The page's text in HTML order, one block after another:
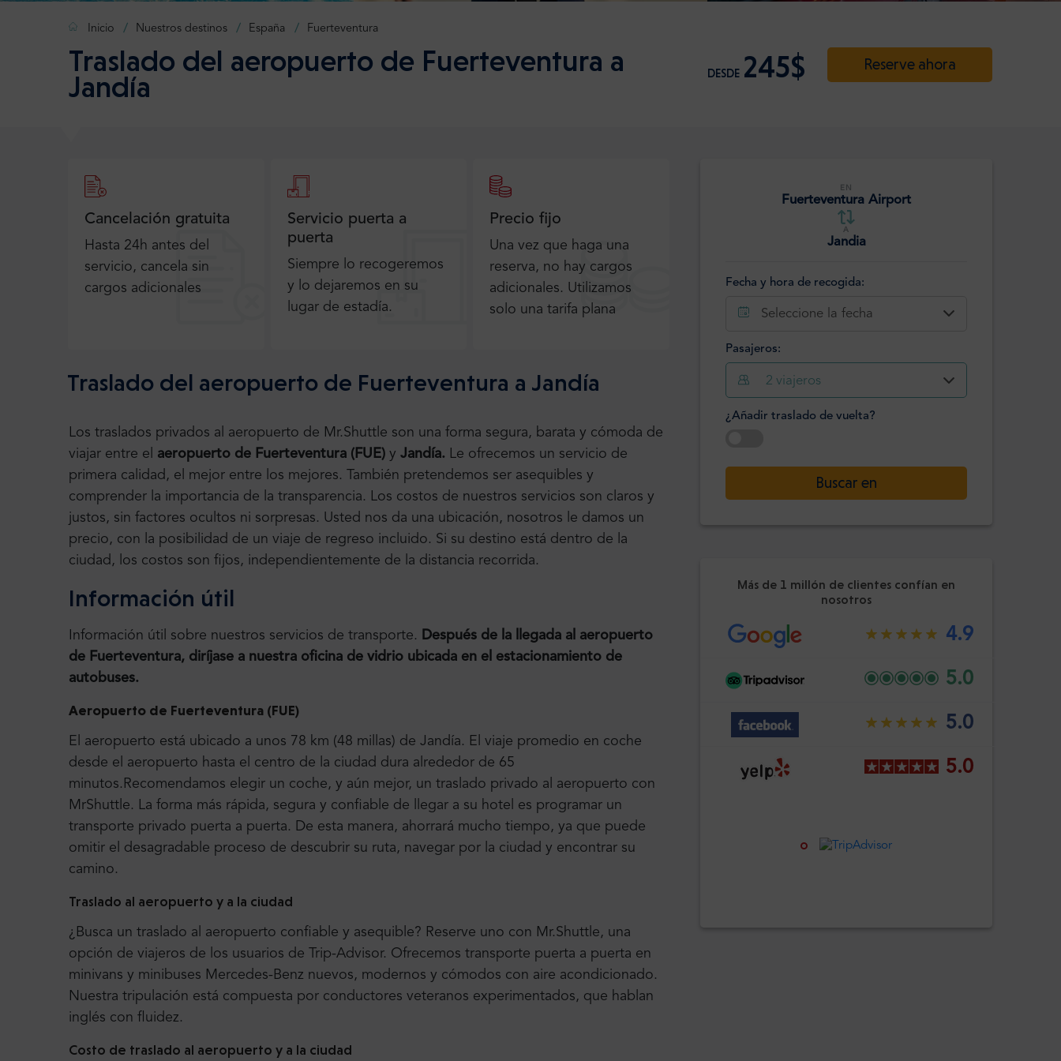
Inicio Nuestros destinos España Fuerteventura
Traslado del aeropuerto de Fuerteventura a
Jandía DESDE 245$ Reserve ahora
EN
Fuerteventura Airport
A
Jandia
Fecha y hora de recogida:
Seleccione la fecha
Hora
:
Minuto
Confirme
Pasajeros:
2 viajeros
¿Añadir traslado de vuelta?
Buscar en
Más de 1 millón de clientes confían en
nosotros
4.9
5.0
5.0
5.0
Cancelación gratuita
Hasta 24h antes del
servicio, cancela sin
cargos adicionales
Servicio puerta a
puerta
Siempre lo recogeremos
y lo dejaremos en su
lugar de estadía.
Precio fijo
Una vez que haga una
reserva, no hay cargos
adicionales. Utilizamos
solo una tarifa plana
Traslado del aeropuerto de Fuerteventura a Jandía
Los traslados privados al aeropuerto de Mr.Shuttle son una forma segura, barata y cómoda de
viajar entre el aeropuerto de Fuerteventura (FUE) y Jandía. Le ofrecemos un servicio de
primera calidad, el mejor entre los mejores. También pretendemos ser asequibles y
comprender la importancia de la transparencia. Los costos de nuestros servicios son claros y
justos, sin factores ocultos ni sorpresas. Usted nos da una ubicación, nosotros le damos un
precio, con la posibilidad de un viaje de regreso incluido. Si su destino está dentro de la
ciudad, los costos son fijos, independientemente de la distancia recorrida.
Información útil
Información útil sobre nuestros servicios de transporte.
Después de la llegada al aeropuerto
de Fuerteventura, diríjase a nuestra oficina de vidrio ubicada en el estacionamiento de
autobuses.
Aeropuerto de Fuerteventura (FUE)
El aeropuerto está ubicado a unos 78 km (48 millas) de Jandía. El viaje promedio en coche
desde el aeropuerto hasta el centro de la ciudad dura alrededor de 65
minutos.Recomendamos elegir un coche, y aún mejor, un traslado privado al aeropuerto con
MrShuttle. La forma más rápida, segura y confiable de llegar a su hotel es programar un
transporte privado puerta a puerta. De esta manera, ahorrará mucho tiempo, ya que puede
omitir el desagradable proceso de descubrir su ruta, navegar por la ciudad y encontrar su
camino.
Traslado al aeropuerto y a la ciudad
¿Busca un traslado al aeropuerto confiable y asequible? Reserve uno con Mr.Shuttle, una
opción de viajeros de los usuarios de Trip-Advisor. Ofrecemos transporte puerta a puerta en
minivans y minibuses Mercedes-Benz nuevos, modernos y cómodos con aire acondicionado.
Nuestra tripulación está compuesta por conductores veteranos experimentados, que hablan
inglés con fluidez.
Costo de traslado al aeropuerto y a la ciudad